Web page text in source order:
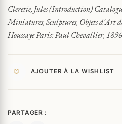
DESSINS
MINIATURE...1896
Cleretie, Jules (Introduction)
Miniatures, Sculptures, Objets d'Art
Houssaye Paris: Paul Chevallier,
AJOUTER À LA WISHLIST
PARTAGER :